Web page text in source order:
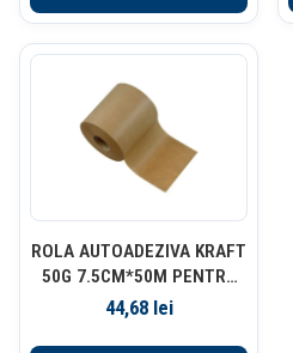
ROLA AUTOADEZIVA KRAFT
50G 7.5CM*50M PENTRU
PROTECTIE SUPRAFETE
44,68 lei